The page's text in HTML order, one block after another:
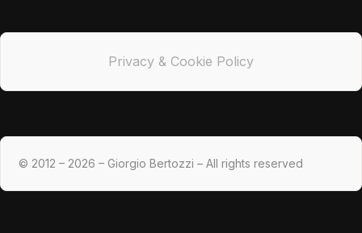
Privacy & Cookie Policy
© 2012 – 2026 – Giorgio Bertozzi – All rights reserved